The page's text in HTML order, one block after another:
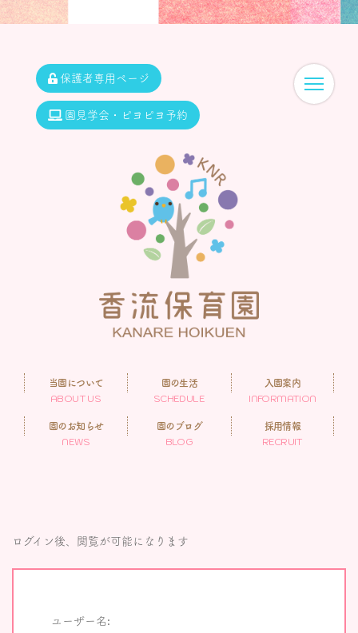
保護者専用ページ
園見学会・ピヨピヨ予約
当園について
ABOUT US
園の生活
SCHEDULE
入園案内
INFORMATION
園のお知らせ
NEWS
園のブログ
BLOG
採用情報
RECRUIT
ログイン後、閲覧が可能になります
ユーザー名: